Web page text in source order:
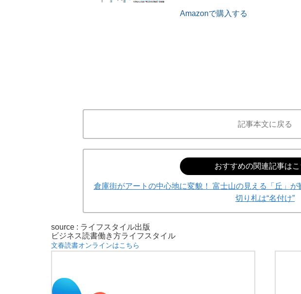
Amazonで購入する
記事本文に戻る
おすすめの関連記事はこ
倉庫街がアートの中心地に変貌！ 富士山の見える「丘」
切り札は“名付け”
source : ライフスタイル出版
ビジネス読書働き方ライフスタイル
文春読書オンラインはこちら